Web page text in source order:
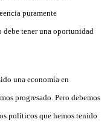
puramente
debe tener una oportunidad
una economía en
progresado. Pero debemos
políticos que hemos tenido